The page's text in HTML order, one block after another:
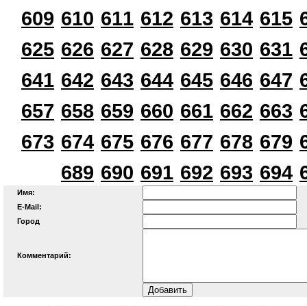
609 610 611 612 613 614 615
625 626 627 628 629 630 631
641 642 643 644 645 646 647
657 658 659 660 661 662 663
673 674 675 676 677 678 679
689 690 691 692 693 694
Имя:
E-Mail:
Город
Комментарий: